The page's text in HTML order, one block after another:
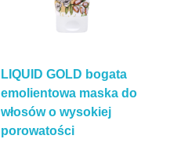
LIQUID GOLD bogata
emolientowa maska do
włosów o wysokiej
porowatości